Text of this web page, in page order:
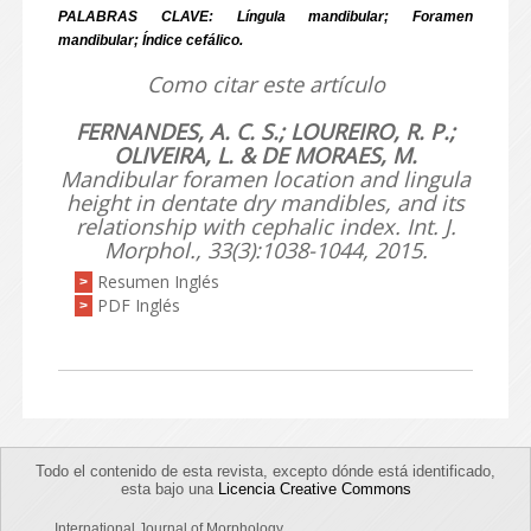
PALABRAS CLAVE: Língula mandibular; Foramen
mandibular; Índice cefálico.
Como citar este artículo
FERNANDES, A. C. S.; LOUREIRO, R. P.;
OLIVEIRA, L. & DE MORAES, M.
Mandibular foramen location and lingula
height in dentate dry mandibles, and its
relationship with cephalic index. Int. J.
Morphol., 33(3):1038-1044, 2015.
> Resumen Inglés
> PDF Inglés
Todo el contenido de esta revista, excepto dónde está identificado,
esta bajo una Licencia Creative Commons